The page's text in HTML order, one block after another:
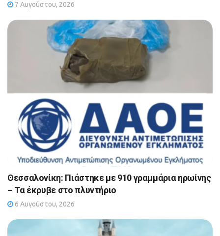
7 Αυγούστου, 2026
Θεσσαλονίκη: Πιάστηκε με 910 γραμμάρια ηρωίνης
– Τα έκρυβε στο πλυντήριο
6 Αυγούστου, 2026